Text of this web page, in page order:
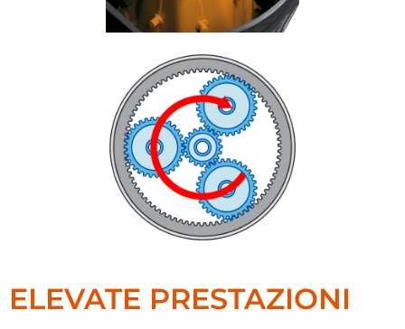
ELEVATE PRESTAZIONI